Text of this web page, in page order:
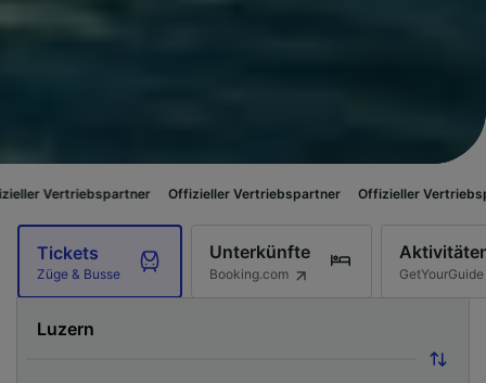
Offizieller Vertriebspartner Offizieller Vertriebspartner
Tickets
Züge & Busse
Unterkünfte
Booking.com GetYourGuide